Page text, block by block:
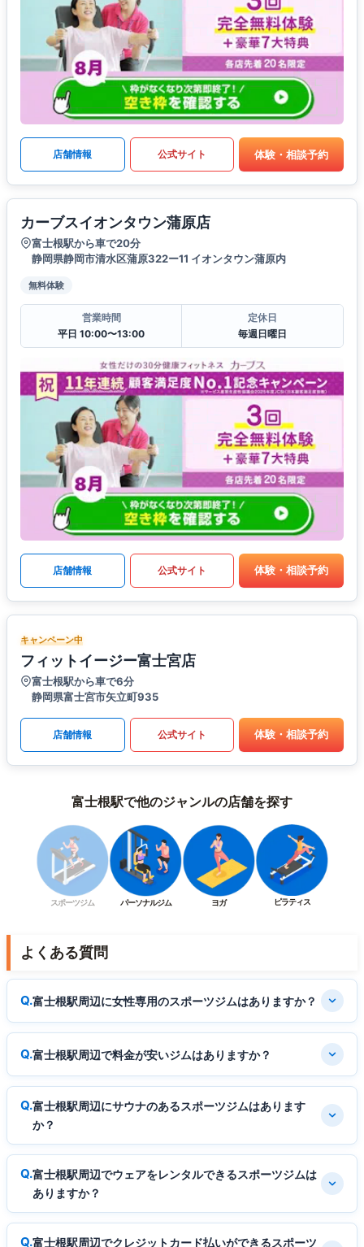
店舗情報 公式サイト 体験・相談予約
カーブスイオンタウン蒲原店
富士根駅から車で20分
静岡県静岡市清水区蒲原322ー11 イオンタウン蒲原内
無料体験
営業時間
平日 10:00〜13:00
定休日
毎週日曜日
店舗情報 公式サイト 体験・相談予約
キャンペーン中
フィットイージー富士宮店
富士根駅から車で6分
静岡県富士宮市矢立町935
店舗情報 公式サイト 体験・相談予約
富士根駅で他のジャンルの店舗を探す
スポーツジム パーソナルジム ヨガ ピラティス
よくある質問
富士根駅周辺に女性専用のスポーツジムはありますか？
富士根駅周辺で料金が安いジムはありますか？
富士根駅周辺にサウナのあるスポーツジムはあります
か？
富士根駅周辺でウェアをレンタルできるスポーツジムは
ありますか？
富士根駅周辺でクレジットカード払いができるスポーツ